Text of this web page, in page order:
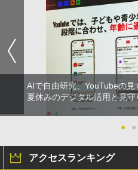
AIで自由研究、YouTubeの
夏休みのデジタル活用と見守
● ●
アクセスランキング